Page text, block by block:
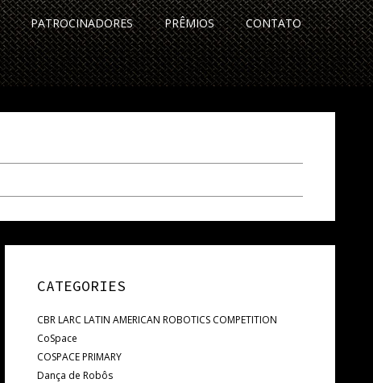
PATROCINADORES PRÊMIOS CONTATO
CATEGORIES
CBR LARC LATIN AMERICAN ROBOTICS COMPETITION
CoSpace
COSPACE PRIMARY
Dança de Robôs